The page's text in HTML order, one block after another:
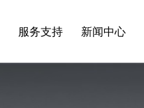
服务支持 新闻中心